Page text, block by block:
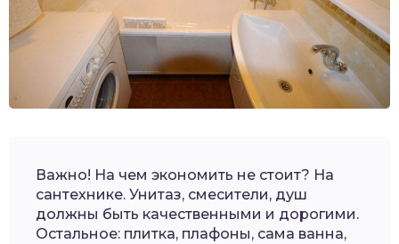
Важно! На чем экономить не стоит? На
сантехнике. Унитаз, смесители, душ
должны быть качественными и дорогими.
Остальное: плитка, плафоны, сама ванна,